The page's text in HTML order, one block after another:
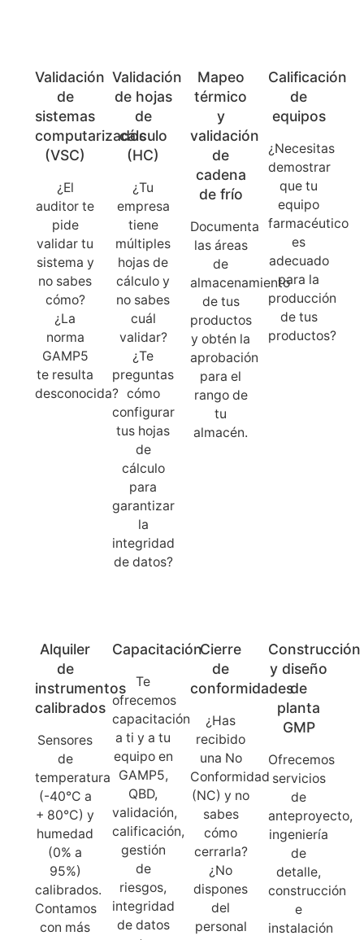
Validación
de
sistemas
computarizados
(VSC)
¿El
auditor te
pide
validar tu
sistema y
no sabes
cómo?
¿La
norma
GAMP5
te resulta
desconocida?
Validación
de hojas
de
cálculo
(HC)
¿Tu
empresa
tiene
múltiples
hojas de
cálculo y
no sabes
cuál
validar?
¿Te
preguntas
cómo
configurar
tus hojas
de
cálculo
para
garantizar
la
integridad
de datos?
Mapeo
térmico
y
validación
de
cadena
de frío
Documenta
las áreas
de
almacenamiento
de tus
productos
y obtén la
aprobación
para el
rango de
tu
almacén.
Calificación
de
equipos
¿Necesitas
demostrar
que tu
equipo
farmacéutico
es
adecuado
para la
producción
de tus
productos?
Alquiler
de
instrumentos
calibrados
Sensores
de
temperatura
(-40°C a
+ 80°C) y
humedad
(0% a
95%)
calibrados.
Contamos
con más
Capacitación
Te
ofrecemos
capacitación
a ti y a tu
equipo en
GAMP5,
QBD,
validación,
calificación,
gestión
de
riesgos,
integridad
de datos
Cierre
de
conformidades
¿Has
recibido
una No
Conformidad
(NC) y no
sabes
cómo
cerrarla?
¿No
dispones
del
personal
Construcción
y diseño
de
planta
GMP
Ofrecemos
servicios
de
anteproyecto,
ingeniería
de
detalle,
construcción
e
instalación